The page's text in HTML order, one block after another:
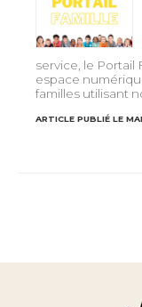
service, le Portail
espace
familles utilisant
ARTICLE PUBLIÉ LE